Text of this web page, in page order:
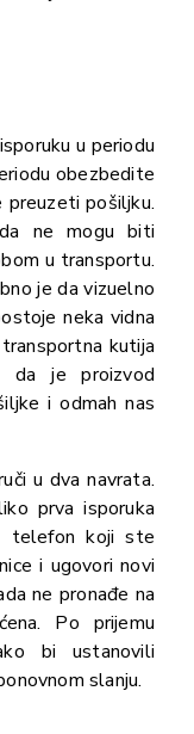
u periodu
obezbedite
preuzeti pošiljku.
ne mogu biti
u transportu.
je da vizuelno
neka vidna
kutija
da je proizvod
i odmah nas
u dva navrata.
prva isporuka
telefon koji ste
i ugovori novi
ne pronađe na
Po prijemu
bi ustanovili
slanju.